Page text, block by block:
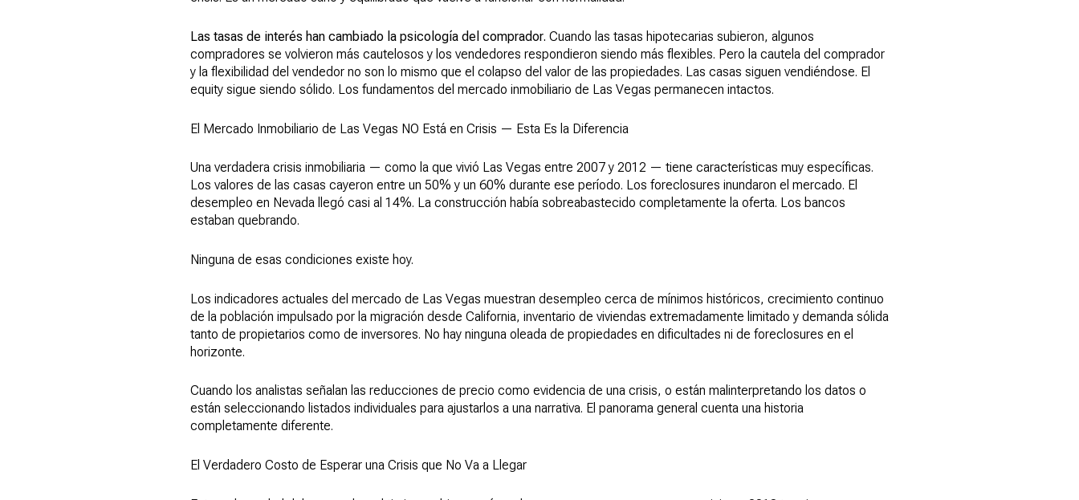
Las tasas de interés han cambiado la psicología del comprador. Cuando las tasas hipotecarias subieron, algunos
compradores se volvieron más cautelosos y los vendedores respondieron siendo más flexibles. Pero la cautela del comprador
y la flexibilidad del vendedor no son lo mismo que el colapso del valor de las propiedades. Las casas siguen vendiéndose. El
equity sigue siendo sólido. Los fundamentos del mercado inmobiliario de Las Vegas permanecen intactos.
El Mercado Inmobiliario de Las Vegas NO Está en Crisis — Esta Es la Diferencia
Una verdadera crisis inmobiliaria — como la que vivió Las Vegas entre 2007 y 2012 — tiene características muy específicas.
Los valores de las casas cayeron entre un 50% y un 60% durante ese período. Los foreclosures inundaron el mercado. El
desempleo en Nevada llegó casi al 14%. La construcción había sobreabastecido completamente la oferta. Los bancos
estaban quebrando.
Ninguna de esas condiciones existe hoy.
Los indicadores actuales del mercado de Las Vegas muestran desempleo cerca de mínimos históricos, crecimiento continuo
de la población impulsado por la migración desde California, inventario de viviendas extremadamente limitado y demanda sólida
tanto de propietarios como de inversores. No hay ninguna oleada de propiedades en dificultades ni de foreclosures en el
horizonte.
Cuando los analistas señalan las reducciones de precio como evidencia de una crisis, o están malinterpretando los datos o
están seleccionando listados individuales para ajustarlos a una narrativa. El panorama general cuenta una historia
completamente diferente.
El Verdadero Costo de Esperar una Crisis que No Va a Llegar